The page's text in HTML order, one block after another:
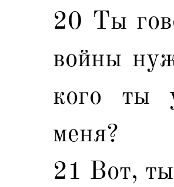
20 Ты
войны
кого ты
меня?
21 Вот,